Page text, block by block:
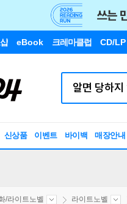
eBook 크레마클럽 CD/LP
신상품 이벤트 바이백 매장안내
/라이트노벨 라이트노벨